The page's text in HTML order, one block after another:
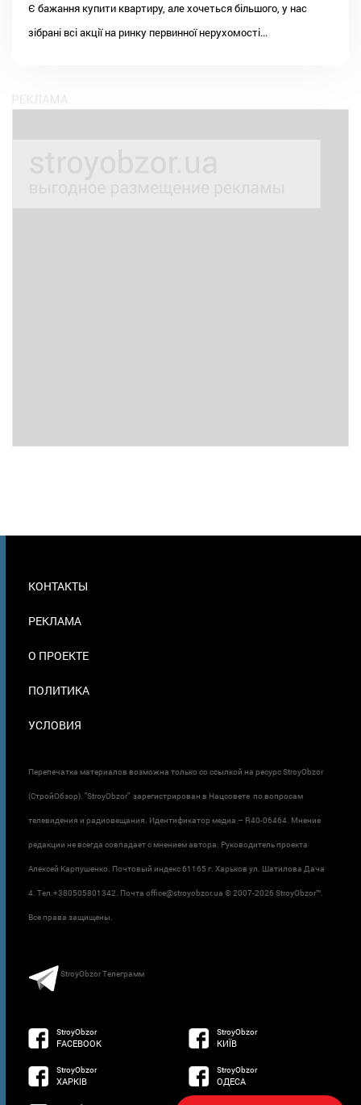
Є бажання купити квартиру, але хочеться більшого, у нас
зібрані всі акції на ринку первинної нерухомості...
В
КОНТАКТЫ
РЕКЛАМА
О ПРОЕКТЕ
ПОЛИТИКА
УСЛОВИЯ
Перепечатка материалов возможна только со ссылкой на ресурс StroyObzor
(СтройОбзор). "StroyObzor" зарегистрирован в Нацсовете по вопросам
телевидения и радиовещания. Идентификатор медиа – R40-06464. Мнение
редакции не всегда совпадает с мнением автора. Руководитель проекта
Алексей Карпушенко. Почтовый индекс 61165 г. Харьков ул. Шатилова Дача
4. Тел.+380505801342. Почта office@stroyobzor.ua © 2007-2026 StroyObzor™.
Все права защищены.
StroyObzor Телеграмм
StroyObzor
FACEBOOK
StroyObzor
КИЇВ
StroyObzor
ХАРКІВ
StroyObzor
ОДЕСА